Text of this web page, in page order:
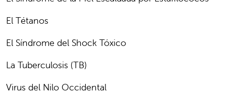
El Tétanos
El Síndrome del Shock Tóxico
La Tuberculosis (TB)
Virus del Nilo Occidental